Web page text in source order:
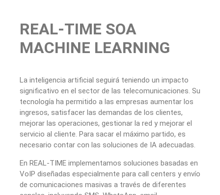
REAL-TIME SOA
MACHINE LEARNING
La inteligencia artificial seguirá teniendo un impacto
significativo en el sector de las telecomunicaciones. Su
tecnología ha permitido a las empresas aumentar los
ingresos, satisfacer las demandas de los clientes,
mejorar las operaciones, gestionar la red y mejorar el
servicio al cliente. Para sacar el máximo partido, es
necesario contar con las soluciones de IA adecuadas.
En REAL-TIME implementamos soluciones basadas en
VoIP diseñadas especialmente para call centers y envío
de comunicaciones masivas a través de diferentes